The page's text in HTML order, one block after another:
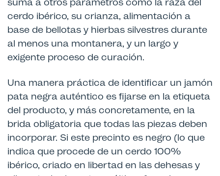
cerdo ibérico, su crianza, alimentación a
base de bellotas y hierbas silvestres durante
al menos una montanera, y un largo y
exigente proceso de curación.
Una manera práctica de identificar un jamón
pata negra auténtico es fijarse en la etiqueta
del producto, y más concretamente, en la
brida obligatoria que todas las piezas deben
incorporar. Si este precinto es negro (lo que
indica que procede de un cerdo 100%
ibérico, criado en libertad en las dehesas y